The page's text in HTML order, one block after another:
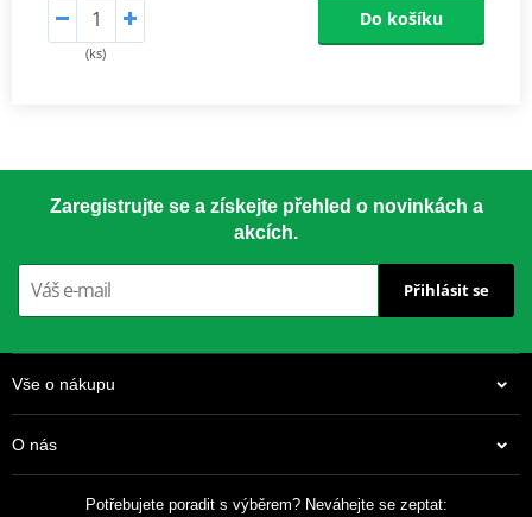
(ks)
Do košíku
Zaregistrujte se a získejte přehled o novinkách a
akcích.
Přihlásit se
Vše o nákupu
O nás
Potřebujete poradit s výběrem? Neváhejte se zeptat: